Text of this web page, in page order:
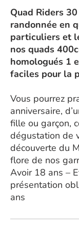
Quad Riders
randonnée en
particuliers et
nos quads
homologués 1
faciles pour la
Vous pourrez
anniversaire,
fille ou garçon,
dégustation de
découverte du
flore de nos
Avoir 18 ans –
présentation
ans